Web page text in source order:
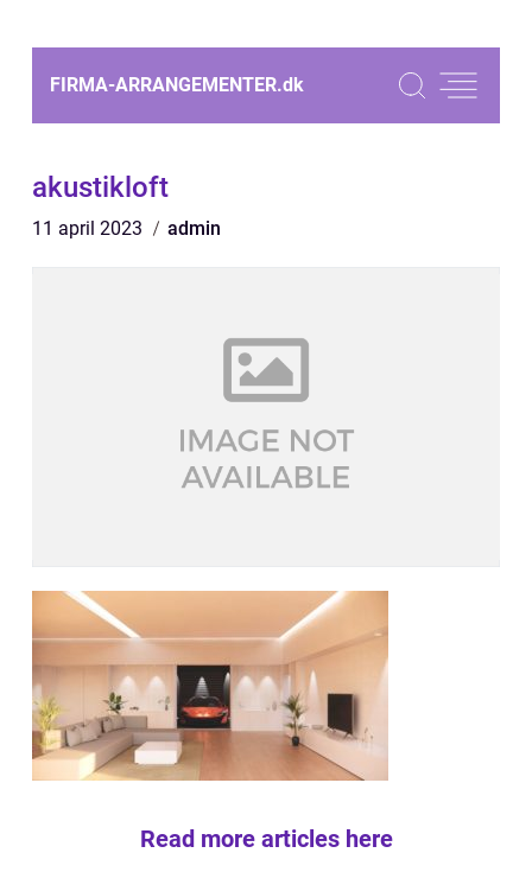
FIRMA-ARRANGEMENTER.dk
akustikloft
11 april 2023 admin
Read more articles here